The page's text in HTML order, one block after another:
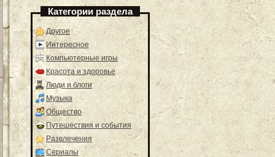
Категории раздела
Другое
Интересное
Компьютерные игры
Красота и здоровье
Люди и блоги
Музыка
Общество
Путешествия и события
Развлечения
Сериалы